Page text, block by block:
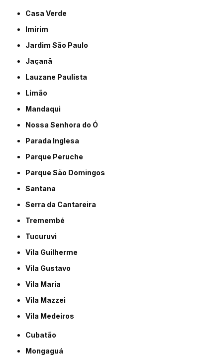
Casa Verde
Imirim
Jardim São Paulo
Jaçanã
Lauzane Paulista
Limão
Mandaqui
Nossa Senhora do Ó
Parada Inglesa
Parque Peruche
Parque São Domingos
Santana
Serra da Cantareira
Tremembé
Tucuruvi
Vila Guilherme
Vila Gustavo
Vila Maria
Vila Mazzei
Vila Medeiros
Cubatão
Mongaguá